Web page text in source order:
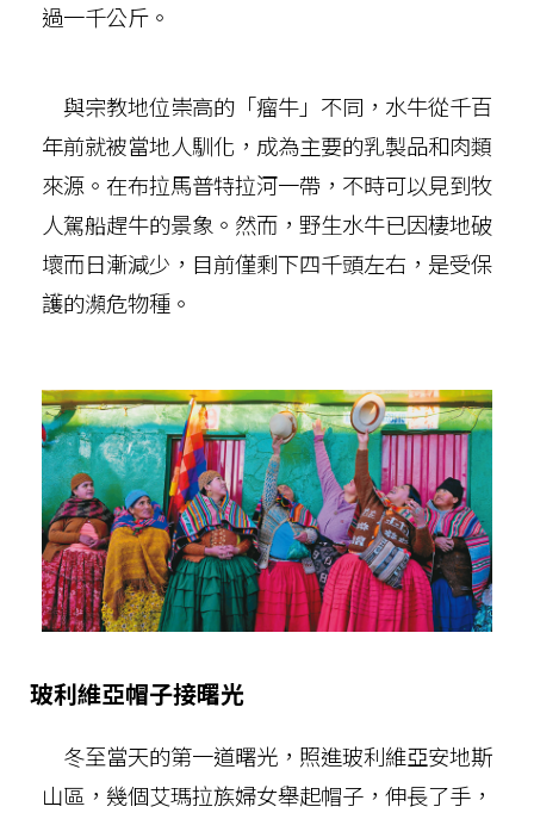
過一千公斤。
與宗教地位崇高的「瘤牛」不同，水牛從千百
年前就被當地人馴化，成為主要的乳製品和肉類
來源。在布拉馬普特拉河一帶，不時可以見到牧
人駕船趕牛的景象。然而，野生水牛已因棲地破
壞而日漸減少，目前僅剩下四千頭左右，是受保
護的瀕危物種。
玻利維亞帽子接曙光
冬至當天的第一道曙光，照進玻利維亞安地斯
山區，幾個艾瑪拉族婦女舉起帽子，伸長了手，